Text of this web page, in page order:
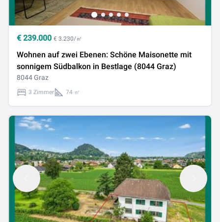
€ 239.000 € 3.230/㎡
Wohnen auf zwei Ebenen: Schöne Maisonette mit
sonnigem Südbalkon in Bestlage (8044 Graz)
8044 Graz
3 Zimmer 74 ㎡